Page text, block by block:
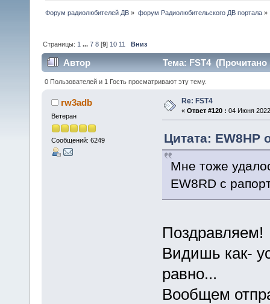
Форум радиолюбителей ДВ » форум Радиолюбительского ДВ портала»
Страницы: 1 ...7 8 [9] 10 11 Вниз
Автор Тема: FST4 (Прочитано
0 Пользователей и 1 Гость просматривают эту тему.
rw3adb
Ветеран
Сообщений: 6249
Re: FST4
« Ответ #120 : 04 Июня
Цитата: EW8HP
Мне тоже
EW8RD с
Поздравляем!
Видишь как-
равно...
Вообщем